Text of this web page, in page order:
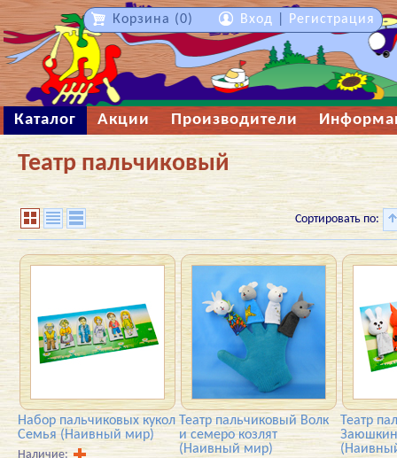
Каталог Акции Производители
Театр пальчиковый
Сортировать по:
Набор пальчиковых кукол
Семья (Наивный мир)
Наличие:
Театр пальчиковый Волк
и семеро козлят
(Наивный мир)
Театр
Корзина (0) Вход Регистрация